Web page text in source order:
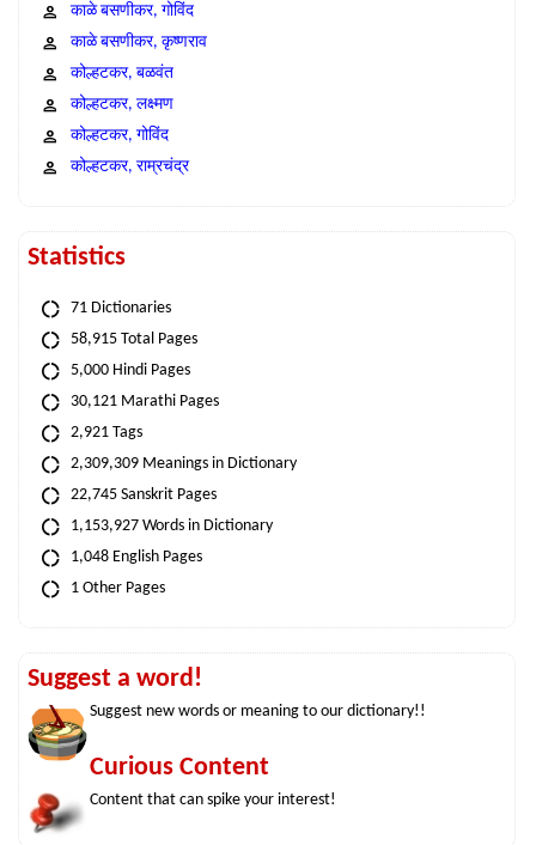
काळे बसणीकर, गोविंद
काळे बसणीकर, कृष्णराव
कोल्हटकर, बळवंत
कोल्हटकर, लक्ष्मण
कोल्हटकर, गोविंद
कोल्हटकर, राम्रचंद्र
Statistics
71 Dictionaries
58,915 Total Pages
5,000 Hindi Pages
30,121 Marathi Pages
2,921 Tags
2,309,309 Meanings in Dictionary
22,745 Sanskrit Pages
1,153,927 Words in Dictionary
1,048 English Pages
1 Other Pages
Suggest a word!
Suggest new words or meaning to our dictionary!!
Curious Content
Content that can spike your interest!